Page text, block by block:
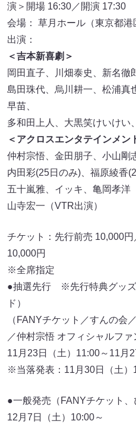
演＞開場 16:30／開演 17:30
会場： 草月ホール（東京都港
出演：
＜吉本新喜劇＞
岡田直子、川畑泰史、新名徹
島田珠代、烏川耕一、松浦真
早苗、
多和田上人、大黒笑けいけい
＜アクロスエンタテインメン
仲村宗悟、金田朋子、小山剛
内田彩(25日のみ)、福原綾香
五十嵐雅、イッキ、亀岡孝洋
山寺宏一（VTR出演）
チケット：先行前売 10,000
10,000円
※全席指定
●抽選先行 ※先行特典グッズ
ド）
（FANYチケット／すんの会
／仲村宗悟 オフィシャルフ
11月23日（土）11:00～11月
※当落発表：11月30日（土）
●一般発売（FANYチケット、
12月7日（土）10:00～